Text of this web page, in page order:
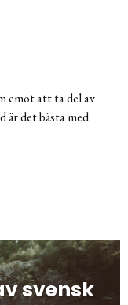
emot att ta del av
är det bästa med
svensk